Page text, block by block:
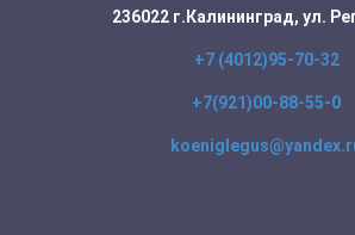
236022 г.Калининград, ул.
+7 (4012)95-70-32
+7(921)00-88-55-0